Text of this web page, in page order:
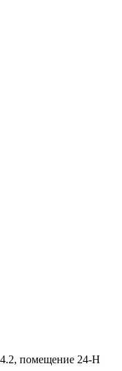
помещение 24-Н